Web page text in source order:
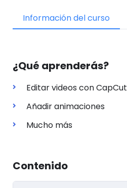
Información del curso
¿Qué aprenderás?
Editar videos con CapCut
Añadir animaciones
Mucho más
Contenido